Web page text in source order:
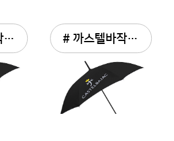
# 까스텔바작 컬러살대 60... # 까스텔바작 컬러살대 60...